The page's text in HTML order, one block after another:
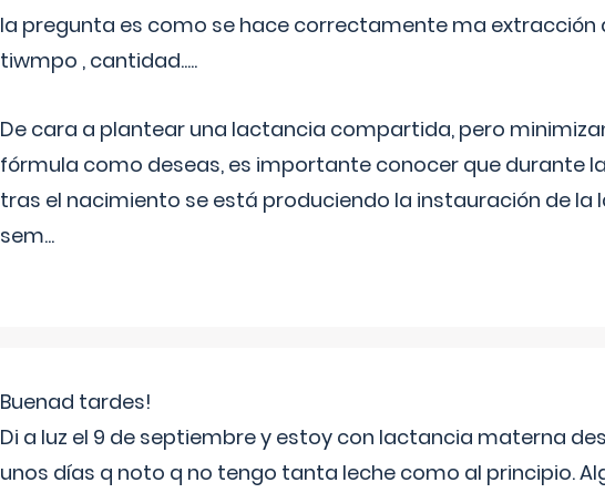
la pregunta es como se hace correctamente ma extracción
tiwmpo , cantidad.....
De cara a plantear una lactancia compartida, pero
fórmula como deseas, es importante conocer que durante
tras el nacimiento se está produciendo la instauración de la
sem...
Buenad tardes!
Di a luz el 9 de septiembre y estoy con lactancia materna
unos días q noto q no tengo tanta leche como al principio.